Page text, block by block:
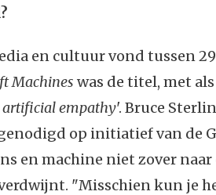
en cultuur vond tussen
Machines was de titel, met
artificial empathy'. Bruce
op initiatief van de
en machine niet zover
"Misschien kun je